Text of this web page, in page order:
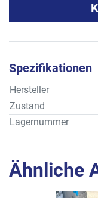
Spezifikationen
Hersteller
Zustand
Lagernummer
Ähnliche